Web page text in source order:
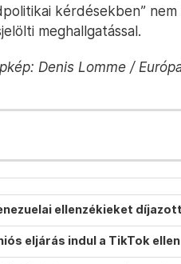
kérdésekben”
meghallgatással.
Denis Lomme /
ellenzékieket
eljárás indul a TikTok ellen